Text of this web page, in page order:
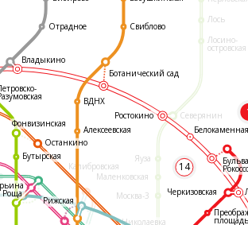
Лось
Лосино-
островская
Северянин
Яуза
Маленковская
Москва-3
Николаевка
Калибровская 14
Останкино
Свиблово
ВДНХ
Алексеевская
Рижская
Роща
Фонвизинская
Бутырская
Отрадное
Владыкино
Ботанический сад
Ростокино
Черкизовская
площадь